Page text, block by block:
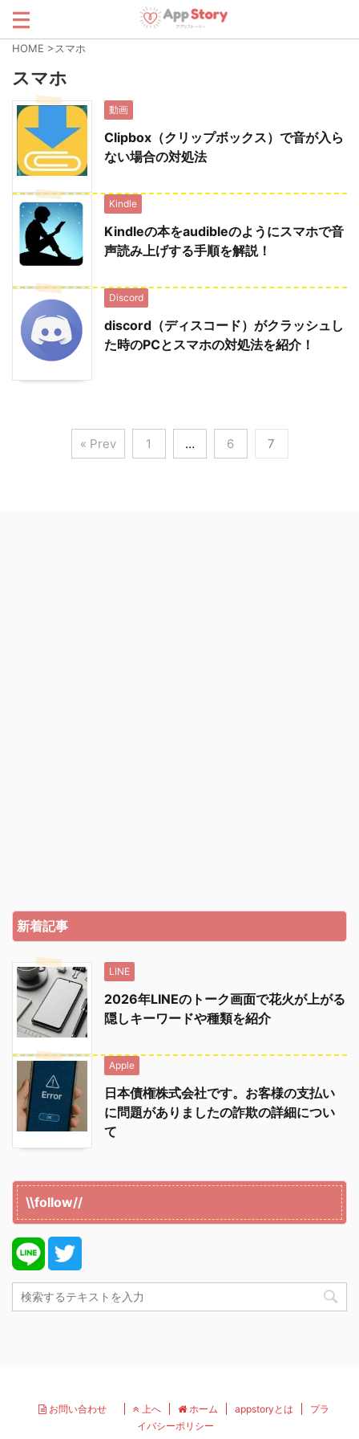
HOME >スマホ
スマホ
動画
Clipbox（クリップボックス）で音が入ら
ない場合の対処法
Kindle
Kindleの本をaudibleのようにスマホで音
声読み上げする手順を解説！
Discord
discord（ディスコード）がクラッシュし
た時のPCとスマホの対処法を紹介！
« Prev 1 … 6 7
新着記事
LINE
2026年LINEのトーク画面で花火が上がる
隠しキーワードや種類を紹介
Apple
日本債権株式会社です。お客様の支払い
に問題がありましたの詐欺の詳細につい
て
\\follow//
お問い合わせ 上へ ホーム appstoryとは
プラ
イバシーポリシー